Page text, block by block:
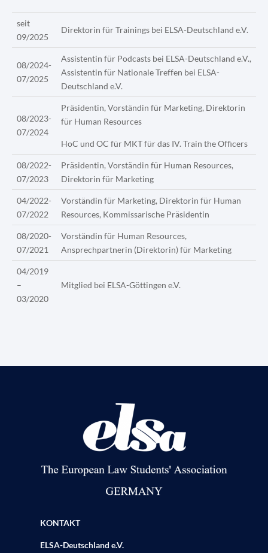
seit
09/2025
Direktorin für Trainings bei ELSA-Deutschland e.V.
08/2024-
07/2025
Assistentin für Podcasts bei ELSA-Deutschland e.V.,
Assistentin für Nationale Treffen bei ELSA-
Deutschland e.V.
08/2023-
07/2024
Präsidentin, Vorständin für Marketing, Direktorin
für Human Resources
HoC und OC für MKT für das IV. Train the Officers
08/2022-
07/2023
Präsidentin, Vorständin für Human Resources,
Direktorin für Marketing
04/2022-
07/2022
Vorständin für Marketing, Direktorin für Human
Resources, Kommissarische Präsidentin
08/2020-
07/2021
Vorständin für Human Resources,
Ansprechpartnerin (Direktorin) für Marketing
04/2019
–
03/2020
Mitglied bei ELSA-Göttingen e.V.
KONTAKT
ELSA-Deutschland e.V.